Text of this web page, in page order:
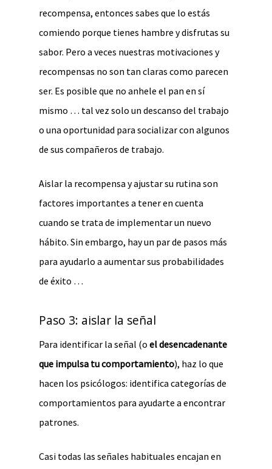
recompensa, entonces sabes que lo estás
comiendo porque tienes hambre y disfrutas su
sabor. Pero a veces nuestras motivaciones y
recompensas no son tan claras como parecen
ser. Es posible que no anhele el pan en sí
mismo … tal vez solo un descanso del trabajo
o una oportunidad para socializar con algunos
de sus compañeros de trabajo.
Aislar la recompensa y ajustar su rutina son
factores importantes a tener en cuenta
cuando se trata de implementar un nuevo
hábito. Sin embargo, hay un par de pasos más
para ayudarlo a aumentar sus probabilidades
de éxito …
Paso 3: aislar la señal
Para identificar la señal (o el desencadenante
que impulsa tu comportamiento), haz lo que
hacen los psicólogos: identifica categorías de
comportamientos para ayudarte a encontrar
patrones.
Casi todas las señales habituales encajan en